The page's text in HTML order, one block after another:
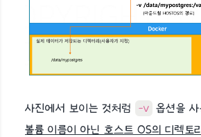
사진에서 보이는 것처럼 -v 옵션을
볼륨 이름이 아닌 호스트 OS의 디렉토